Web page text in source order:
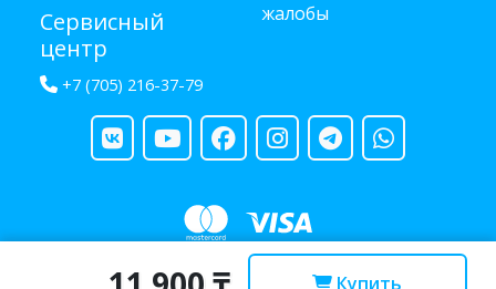
Купить
Сервисный
центр
+7 (705) 216-37-79
жалобы
Copyright © 2013 - 2026 RUBA - разработаноwebula.kz